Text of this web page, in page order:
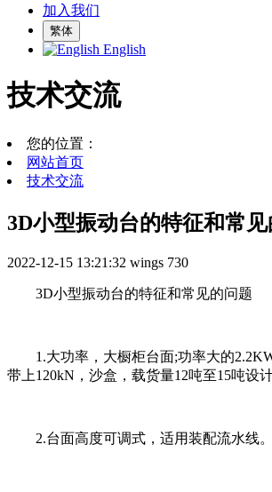
加入我们
繁体
English
技术交流
您的位置：
网站首页
技术交流
3D小型振动台的特征和常
2022-12-15 13:21:32 wings 730
3D小型振动台的特征和常见的问题
1.大功率，大橱柜台面;功率大的
带上120kN，沙盒，载货量12吨至15吨设
2.台面高度可调式，适用装配流水线。